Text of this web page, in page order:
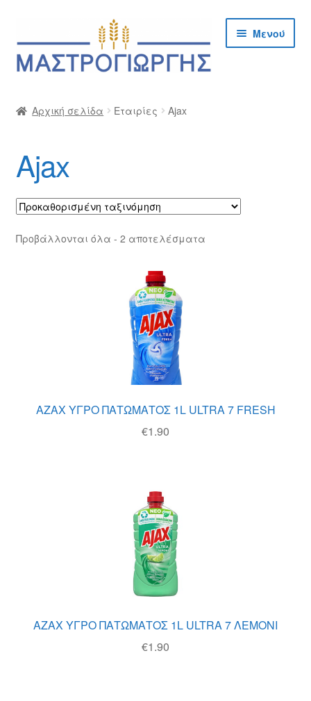
μετάβαση
στην
σε
περιεχόμενο
Μενού
Checkout
Δημιουργία Λογαριασμού Χονδρικής
Επικοινωνία
Πολιτική Επιστροφών
Αρχική σελίδα Εταιρίες Ajax
Ajax
Προβάλλονται όλα - 2 αποτελέσματα
AZAX ΥΓΡΟ ΠΑΤΩΜΑΤΟΣ 1L ULTRA 7 FRESH
€1.90
AZAX ΥΓΡΟ ΠΑΤΩΜΑΤΟΣ 1L ULTRA 7 ΛΕΜΟΝΙ
€1.90